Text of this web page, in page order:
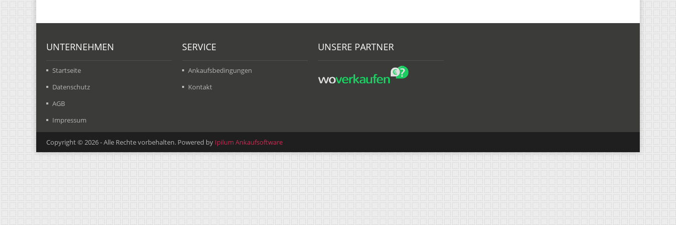
UNTERNEHMEN
Startseite
Datenschutz
AGB
Impressum
SERVICE
Ankaufsbedingungen
Kontakt
UNSERE PARTNER
Copyright © 2026 - Alle Rechte vorbehalten. Powered by Ipilum Ankaufsoftware